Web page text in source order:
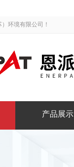
环境有限公司！
产品展示